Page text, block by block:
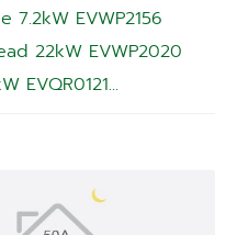
7.2kW EVWP2156
22kW EVWP2020
EVQR0121...